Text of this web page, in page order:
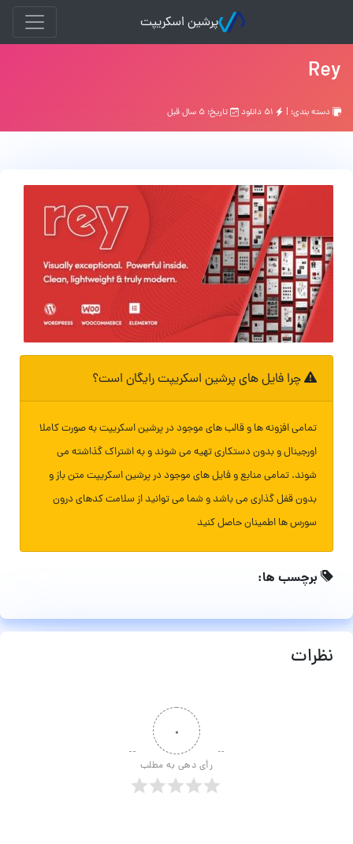
پرشین اسکریپت
Rey
دسته بندی: | تاریخ: ۵ سال قبل
چرا فایل های پرشین اسکریپت رایگان است؟
تمامی افزونه ها و قالب های موجود در پرشین اسکریپت به صورت کاملا
اورجینال و بدون دستکاری تهیه می شوند و به اشتراک گذاشته می
شوند. تمامی منابع و فایل های موجود در پرشین اسکریپت متن باز و
بدون قفل گذاری می باشد و شما می توانید از سلامت کدهای درون
سورس ها اطمینان حاصل کنید
برچسب ها:
نظرات
۰
رأی دهی به مطلب